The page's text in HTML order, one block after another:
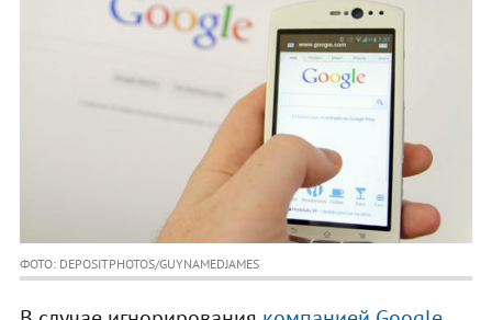
ФОТО: DEPOSITPHOTOS/GUYNAMEDJAMES